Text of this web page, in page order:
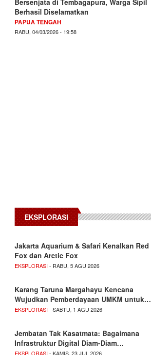
Berhasil Diselamatkan
PAPUA TENGAH
RABU, 04/03/2026 - 19:58
EKSPLORASI
Jakarta Aquarium & Safari Kenalkan Red
Fox dan Arctic Fox
EKSPLORASI- RABU, 5 AGU 2026
Karang Taruna Margahayu Kencana
Wujudkan Pemberdayaan UMKM untuk…
EKSPLORASI- SABTU, 1 AGU 2026
Jembatan Tak Kasatmata: Bagaimana
Infrastruktur Digital Diam-Diam…
EKSPLORASI- KAMIS, 23 JUL 2026